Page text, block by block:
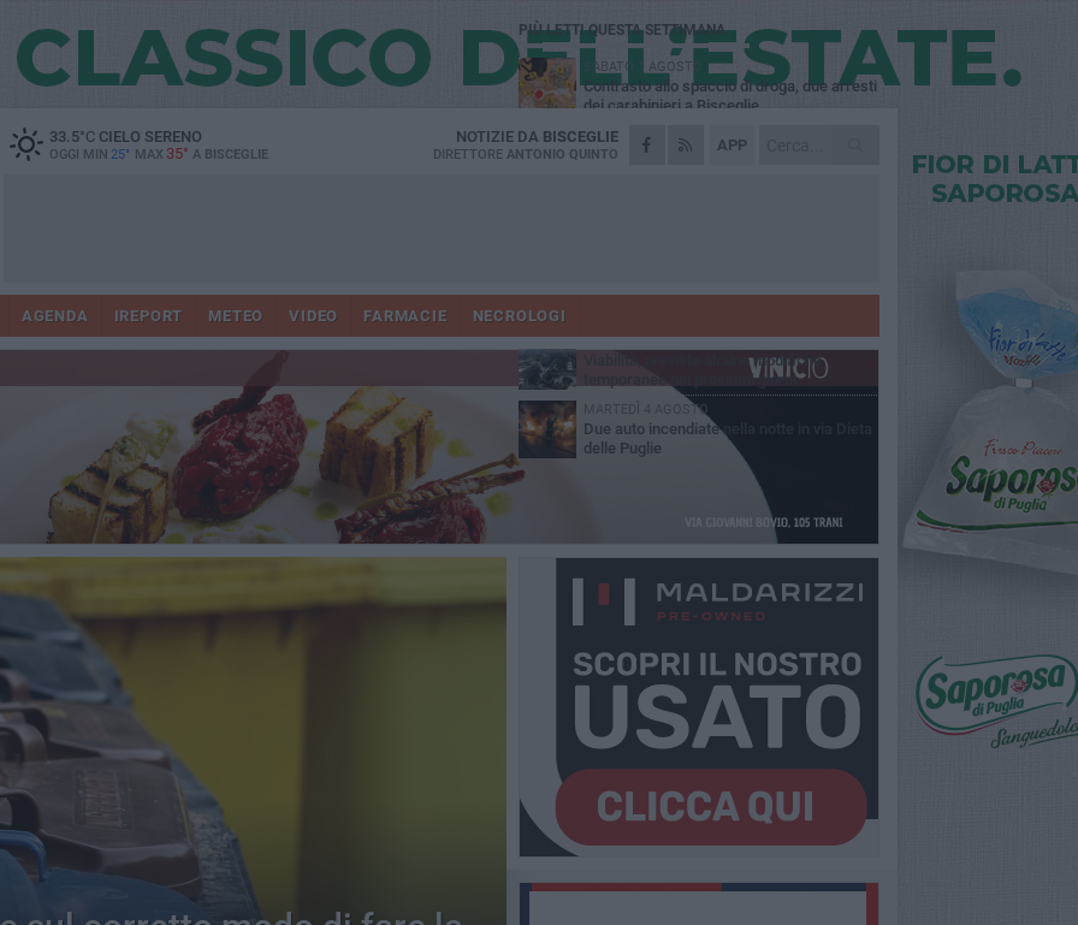
33.5°CCIELO SERENO
OGGI MIN 25° MAX 35° A BISCEGLIE
APP
NOTIZIE DA BISCEGLIE
DIRETTORE ANTONIO QUINTO
AGENDA IREPORT METEO VIDEO FARMACIE NECROLOGI
PIÙ LETTI QUESTA SETTIMANA
SABATO 1 AGOSTO
Contrasto allo spaccio di droga, due arresti
dei carabinieri a Bisceglie
VENERDÌ 31 LUGLIO
Torna l'appuntamento con la Pastasciutta
Dramma alla spiaggia Bi-Marmi: un
VENERDÌ 31 LUGLIO
Viabilità, previste alcune modifiche
temporanee nei prossimi giorni
MARTEDÌ 4 AGOSTO
Due auto incendiate nella notte in via Dieta
delle Puglie